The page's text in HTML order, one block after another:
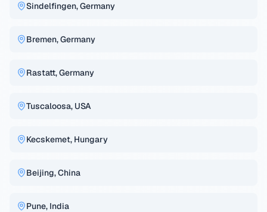
Sindelfingen, Germany
Bremen, Germany
Rastatt, Germany
Tuscaloosa, USA
Kecskemet, Hungary
Beijing, China
Pune, India